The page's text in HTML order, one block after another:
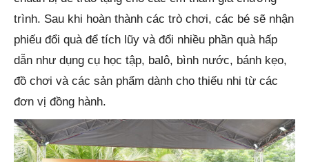
trình. Sau khi hoàn thành các trò chơi, các bé sẽ nhận
phiếu đổi quà để tích lũy và đổi nhiều phần quà hấp
dẫn như dụng cụ học tập, balô, bình nước, bánh kẹo,
đồ chơi và các sản phẩm dành cho thiếu nhi từ các
đơn vị đồng hành.